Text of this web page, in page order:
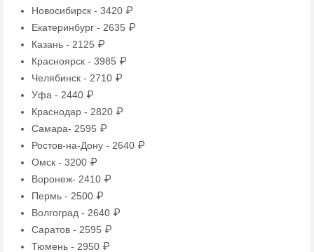
Новосибирск - 3420 ₽
Екатеринбург - 2635 ₽
Казань - 2125 ₽
Красноярск - 3985 ₽
Челябинск - 2710 ₽
Уфа - 2440 ₽
Краснодар - 2820 ₽
Самара- 2595 ₽
Ростов-на-Дону - 2640 ₽
Омск - 3200 ₽
Воронеж- 2410 ₽
Пермь - 2500 ₽
Волгоград - 2640 ₽
Саратов - 2595 ₽
Тюмень - 2950 ₽